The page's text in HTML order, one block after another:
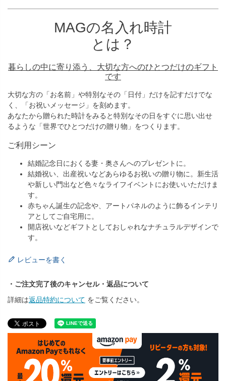
MAGの名入れ時計
とは？
暮らしの中に寄り添う、大切な方へのひとつだけのギフト
です
大切な方の「お名前」や特別なその「日付」だけを記すだけでな
く、「お祝いメッセージ」を刻めます。
あなたから贈られた時計をみると特別なその日をすぐに思い出せ
るような「世界でひとつだけの贈り物」をつくります。
ご利用シーン
結婚記念日におくる妻・奥さんへのプレゼントに。
結婚祝い、出産祝いなどあらゆるお祝いの贈り物に。新生活
や新しい門出など色々なライフイベントにお使いいただけま
す。
赤ちゃん誕生の記念や、アートパネルのように飾るインテリ
アとしてご自宅用に。
開店祝いなどギフトとしておしゃれなナチュラルデザインで
す。
レビューを書く
・ご注文完了後のキャンセル・返品について
詳細は返品特約について をご覧ください。